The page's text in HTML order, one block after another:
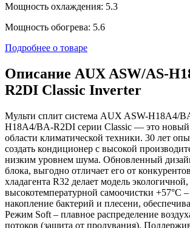
Мощность охлаждения: 5.3
Мощность обогрева: 5.6
Подробнее о товаре
Описание AUX ASW/AS-
R2DI Classic Inverter
Мульти сплит система AUX ASW-H18A4/
H18A4/BA-R2DI cерии Classic — это новый
области климатической техники. 30 лет
создать кондиционер с высокой
низким уровнем шума. Обновленный
блока, выгодно отличает его от
хладагента R32 делает модель
высокотемпературной самоочистки +57°C
накопление бактерий и плесени,
Режим Soft – плавное распределение
потоков (защита от продувания).